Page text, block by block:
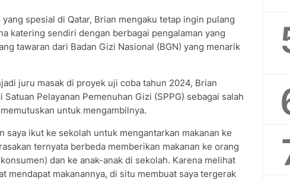
spesial di Qatar, Brian mengaku tetap ingin pulang
katering sendiri dengan berbagai pengalaman yang
tawaran dari Badan Gizi Nasional (BGN) yang menarik
juru masak di proyek uji coba tahun 2024, Brian
Pelayanan Pemenuhan Gizi (SPPG) sebagai salah
untuk mengambilnya.
saya ikut ke sekolah untuk mengantarkan makanan ke
ternyata berbeda memberikan makanan ke orang
dan ke anak-anak di sekolah. Karena melihat
mendapat makanannya, di situ membuat saya tergerak